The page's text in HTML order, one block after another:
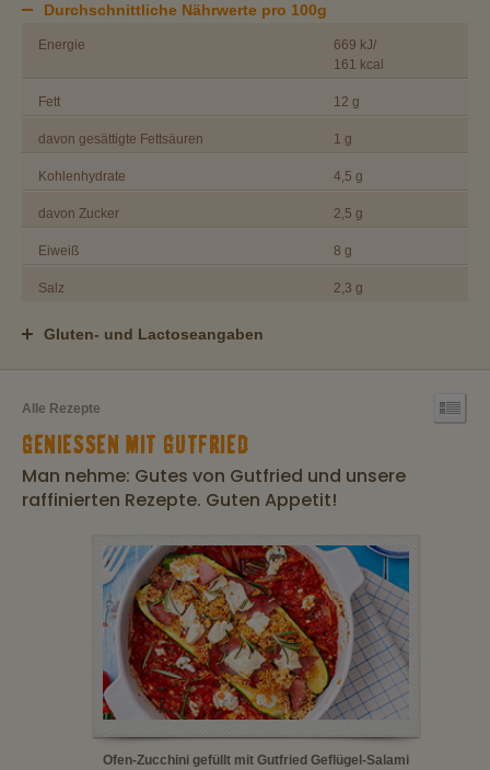
Durchschnittliche Nährwerte pro 100g
Energie
669 kJ/
161 kcal
Fett 12 g
davon gesättigte Fettsäuren 1 g
Kohlenhydrate 4,5 g
davon Zucker 2,5 g
Eiweiß 8 g
Salz 2,3 g
Gluten- und Lactoseangaben
Alle Rezepte
GENIESSEN MIT GUTFRIED
Man nehme: Gutes von Gutfried und unsere
raffinierten Rezepte. Guten Appetit!
Ofen-Zucchini gefüllt mit Gutfried Geflügel-Salami